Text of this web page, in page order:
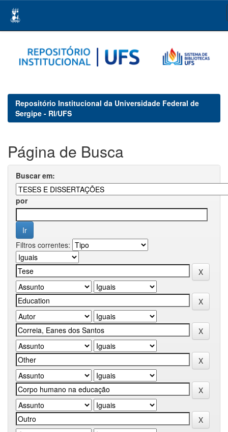
navigation
Repositório Institucional da Universidade Federal de
Sergipe - RI/UFS
Página de Busca
Buscar em:
por
Filtros correntes: